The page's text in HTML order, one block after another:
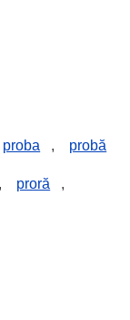
proba , probă
, proră ,